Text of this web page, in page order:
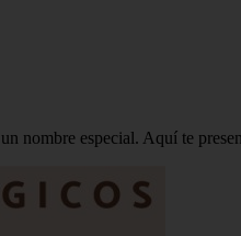
nombre especial. Aquí te